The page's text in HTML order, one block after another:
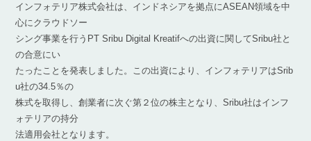
インフォテリア株式会社は、インドネシアを拠点にASEAN領域を中
心にクラウドソー
シング事業を行うPT Sribu Digital Kreatifへの出資に関してSribu社と
の合意にい
たったことを発表しました。この出資により、インフォテリアはSrib
u社の34.5％の
株式を取得し、創業者に次ぐ第２位の株主となり、Sribu社はインフ
ォテリアの持分
法適用会社となります。